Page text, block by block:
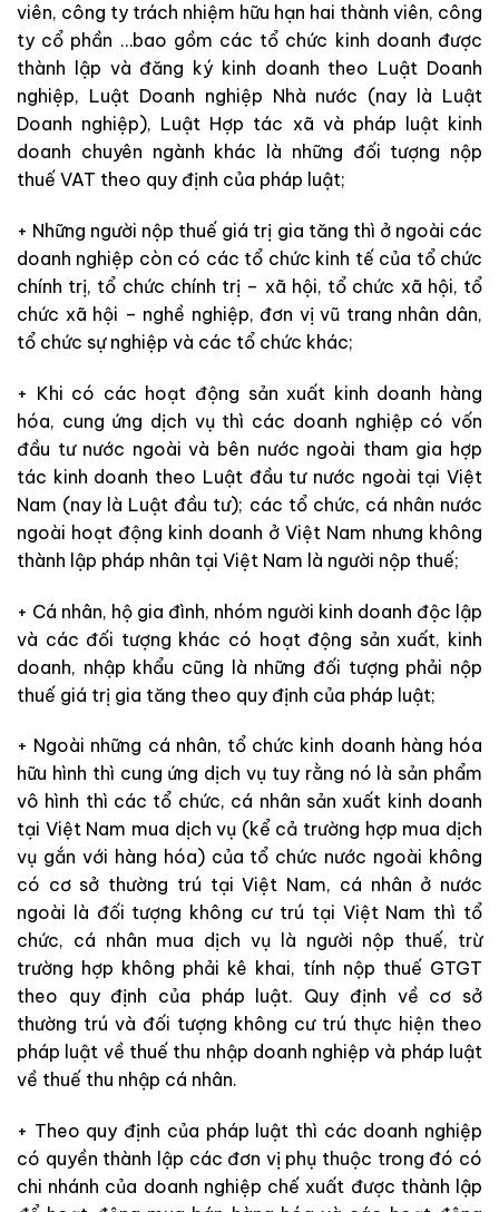
viên, công ty trách nhiệm hữu hạn hai thành viên, công
ty cổ phần …bao gồm các tổ chức kinh doanh được
thành lập và đăng ký kinh doanh theo Luật Doanh
nghiệp, Luật Doanh nghiệp Nhà nước (nay là Luật
Doanh nghiệp), Luật Hợp tác xã và pháp luật kinh
doanh chuyên ngành khác là những đối tượng nộp
thuế VAT theo quy định của pháp luật;
+ Những người nộp thuế giá trị gia tăng thì ở ngoài các
doanh nghiệp còn có các tổ chức kinh tế của tổ chức
chính trị, tổ chức chính trị – xã hội, tổ chức xã hội, tổ
chức xã hội – nghề nghiệp, đơn vị vũ trang nhân dân,
tổ chức sự nghiệp và các tổ chức khác;
+ Khi có các hoạt động sản xuất kinh doanh hàng
hóa, cung ứng dịch vụ thì các doanh nghiệp có vốn
đầu tư nước ngoài và bên nước ngoài tham gia hợp
tác kinh doanh theo Luật đầu tư nước ngoài tại Việt
Nam (nay là Luật đầu tư); các tổ chức, cá nhân nước
ngoài hoạt động kinh doanh ở Việt Nam nhưng không
thành lập pháp nhân tại Việt Nam là người nộp thuế;
+ Cá nhân, hộ gia đình, nhóm người kinh doanh độc lập
và các đối tượng khác có hoạt động sản xuất, kinh
doanh, nhập khẩu cũng là những đối tượng phải nộp
thuế giá trị gia tăng theo quy định của pháp luật;
+ Ngoài những cá nhân, tổ chức kinh doanh hàng hóa
hữu hình thì cung ứng dịch vụ tuy rằng nó là sản phẩm
vô hình thì các tổ chức, cá nhân sản xuất kinh doanh
tại Việt Nam mua dịch vụ (kể cả trường hợp mua dịch
vụ gắn với hàng hóa) của tổ chức nước ngoài không
có cơ sở thường trú tại Việt Nam, cá nhân ở nước
ngoài là đối tượng không cư trú tại Việt Nam thì tổ
chức, cá nhân mua dịch vụ là người nộp thuế, trừ
trường hợp không phải kê khai, tính nộp thuế GTGT
theo quy định của pháp luật. Quy định về cơ sở
thường trú và đối tượng không cư trú thực hiện theo
pháp luật về thuế thu nhập doanh nghiệp và pháp luật
về thuế thu nhập cá nhân.
+ Theo quy định của pháp luật thì các doanh nghiệp
có quyền thành lập các đơn vị phụ thuộc trong đó có
chi nhánh của doanh nghiệp chế xuất được thành lập